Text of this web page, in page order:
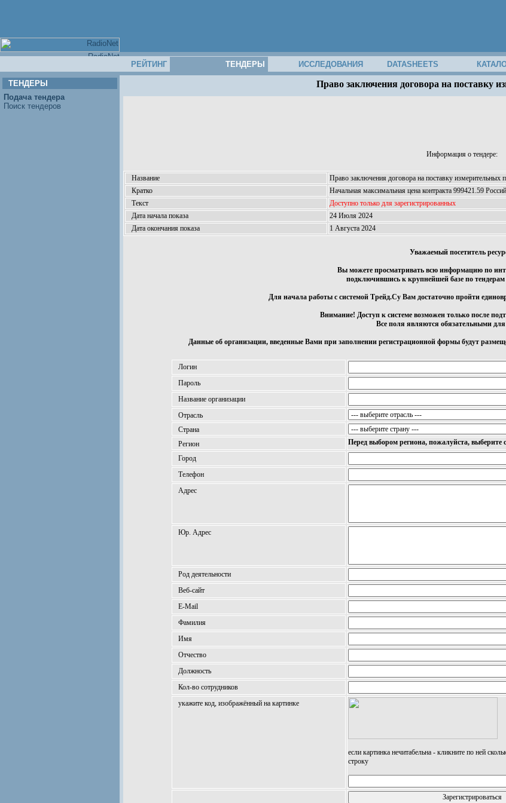
РЕЙТИНГ ТЕНДЕРЫ ИССЛЕДОВАНИЯ DATASHEETS
ТЕНДЕРЫ
Подача тендера
Поиск тендеров
Право заключения договора на поставку
Информация о тендере:
Название
Право заключения договора на поставку измерительных
Кратко
Начальная максимальная цена контракта 999421.59
Текст
Доступно только для зарегистрированных
Дата начала показа
24 Июля 2024
Дата окончания показа
1 Августа 2024
Уважаемый посетитель
Вы можете просматривать всю информацию по
подключившись к крупнейшей базе по
Для начала работы с системой Трейд.Су Вам достаточно пройти
Внимание! Доступ к системе возможен только после
Все поля являются обязательными
Данные об организации, введенные Вами при заполнении регистрационной формы будут
Логин
Пароль
Название организации
Отрасль
Страна
Регион
Перед выбором региона, пожалуйста, выберите
Город
Телефон
Адрес
Юр. Адрес
Род деятельности
Веб-сайт
E-Mail
Фамилия
Имя
Отчество
Должность
Кол-во сотрудников
укажите код, изображённый на картинке
если картинка нечитабельна - кликните по ней
строку